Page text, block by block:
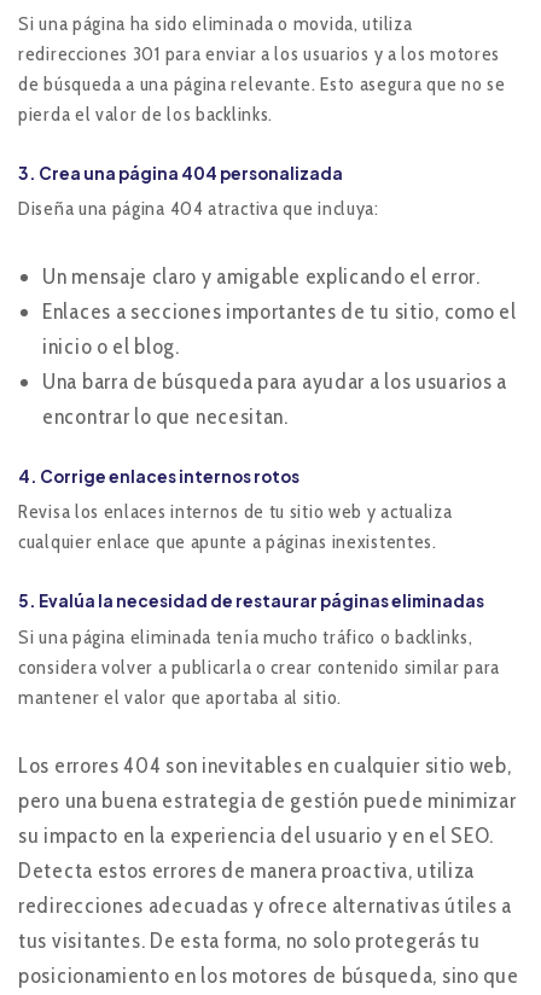
Si una página ha sido eliminada o movida, utiliza
redirecciones 301 para enviar a los usuarios y a los motores
de búsqueda a una página relevante. Esto asegura que no se
pierda el valor de los backlinks.
3. Crea una página 404 personalizada
Diseña una página 404 atractiva que incluya:
Un mensaje claro y amigable explicando el error.
Enlaces a secciones importantes de tu sitio, como el
inicio o el blog.
Una barra de búsqueda para ayudar a los usuarios a
encontrar lo que necesitan.
4. Corrige enlaces internos rotos
Revisa los enlaces internos de tu sitio web y actualiza
cualquier enlace que apunte a páginas inexistentes.
5. Evalúa la necesidad de restaurar páginas eliminadas
Si una página eliminada tenía mucho tráfico o backlinks,
considera volver a publicarla o crear contenido similar para
mantener el valor que aportaba al sitio.
Los errores 404 son inevitables en cualquier sitio web,
pero una buena estrategia de gestión puede minimizar
su impacto en la experiencia del usuario y en el SEO.
Detecta estos errores de manera proactiva, utiliza
redirecciones adecuadas y ofrece alternativas útiles a
tus visitantes. De esta forma, no solo protegerás tu
posicionamiento en los motores de búsqueda, sino que